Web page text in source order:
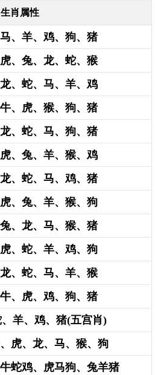
生肖属性
、羊、鸡、狗、猪
、兔、龙、蛇、猴
、蛇、马、羊、鸡
、虎、猴、狗、猪
、蛇、马、狗、猪
、兔、羊、猴、鸡
、蛇、马、鸡、猪
、兔、羊、猴、狗
、龙、马、猴、猪
、蛇、羊、鸡、狗
、蛇、马、羊、猴
、虎、鸡、狗、猪
羊、鸡、猪(五宫肖)
虎、龙、马、猴、狗
蛇鸡、虎马狗、兔羊猪